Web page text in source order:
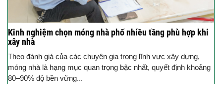
Kinh nghiệm chọn móng nhà phố nhiều tầng phù hợp khi
xây nhà
Theo đánh giá của các chuyên gia trong lĩnh vực xây dựng,
móng nhà là hạng mục quan trọng bậc nhất, quyết định khoảng
80–90% độ bền vững...